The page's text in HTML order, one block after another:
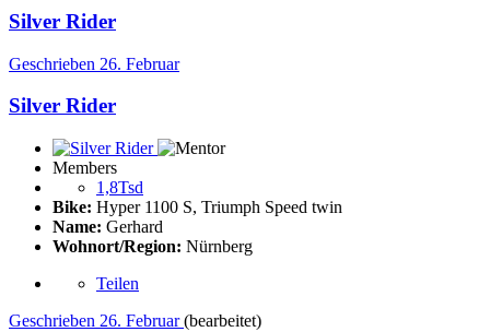
Silver Rider
Geschrieben 26. Februar
Silver Rider
Members
1,8Tsd
Bike: Hyper 1100 S, Triumph Speed twin
Name: Gerhard
Wohnort/Region: Nürnberg
Teilen
Geschrieben 26. Februar(bearbeitet)